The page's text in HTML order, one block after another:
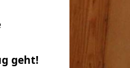
geht!